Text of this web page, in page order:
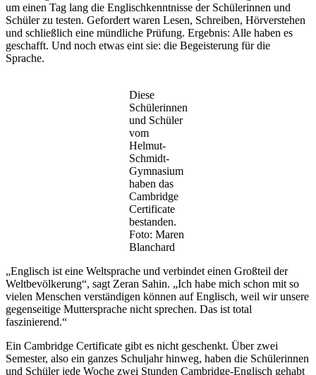
um einen Tag lang die Englischkenntnisse der Schülerinnen und
Schüler zu testen. Gefordert waren Lesen, Schreiben, Hörverstehen
und schließlich eine mündliche Prüfung. Ergebnis: Alle haben es
geschafft. Und noch etwas eint sie: die Begeisterung für die
Sprache.
Diese
Schülerinnen
und Schüler
vom
Helmut-
Schmidt-
Gymnasium
haben das
Cambridge
Certificate
bestanden.
Foto: Maren
Blanchard
„Englisch ist eine Weltsprache und verbindet einen Großteil der
Weltbevölkerung“, sagt Zeran Sahin. „Ich habe mich schon mit so
vielen Menschen verständigen können auf Englisch, weil wir unsere
gegenseitige Muttersprache nicht sprechen. Das ist total
faszinierend.“
Ein Cambridge Certificate gibt es nicht geschenkt. Über zwei
Semester, also ein ganzes Schuljahr hinweg, haben die Schülerinnen
und Schüler jede Woche zwei Stunden Cambridge-Englisch gehabt